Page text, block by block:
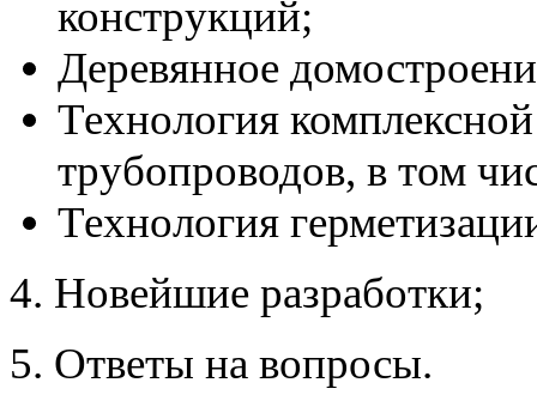
конструкций;
Деревянное
Технология
трубопроводов, в том
Технология
4. Новейшие разработки;
5. Ответы на вопросы.